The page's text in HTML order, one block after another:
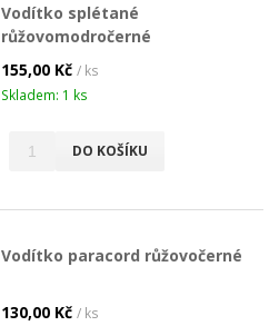
Vodítko splétané
růžovomodročerné
155,00 Kč / ks
Skladem: 1 ks
DO KOŠÍKU
Vodítko paracord růžovočerné
130,00 Kč / ks